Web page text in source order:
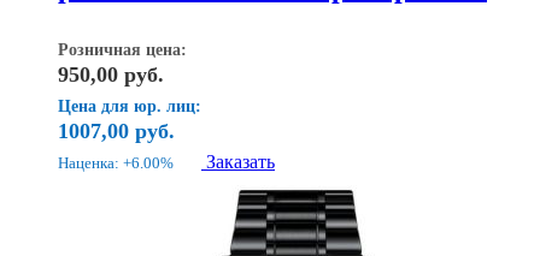
Розничная цена:
950,00 руб.
Цена для юр. лиц:
1007,00 руб.
Наценка: +6.00% Заказать